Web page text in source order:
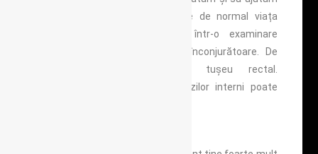
să readucem cât mai aproape de normal viața
pacienților. Consultul constă într-o examinare
vizuală a anusului și a zonei înconjurătoare. De
asemenea examinarea prin tușeu rectal.
Confirmarea vizuală a hemoroizilor interni poate